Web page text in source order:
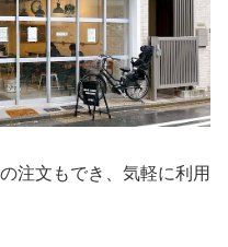
注文もでき、気軽に利用